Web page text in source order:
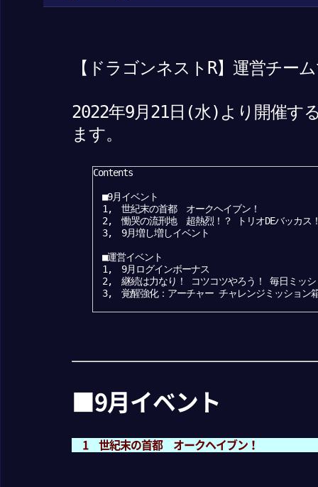
【ドラゴンネストR】運営チー
2022年9月21日(水)より開催す
ます。
Contents
■9月イベント
1, 世紀末の首都 オークヘイブン！
2, 慟哭の流刑地 超熱烈！？ トリオDEバッカス
3, 9月増し増しイベント
■運営イベント
1, 9月ログインボーナス
2, 継続は力なり！ コツコツやろう！ 毎日ミッシ
3, 覚醒強化：アーチャー チャレンジミッション
■9月イベント
1 世紀末の首都 オークヘイブン！